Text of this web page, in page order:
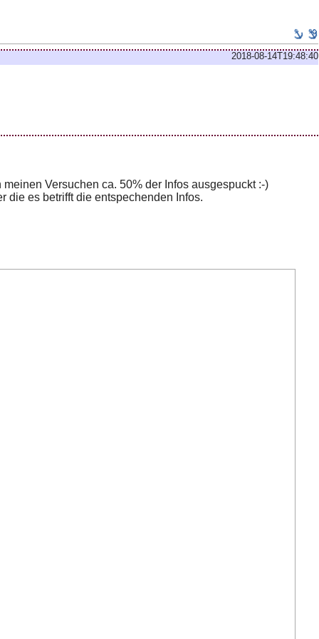
2018-08-14T19:48:40
Versuchen ca. 50% der Infos ausgespuckt :-)
die es betrifft die entspechenden Infos.